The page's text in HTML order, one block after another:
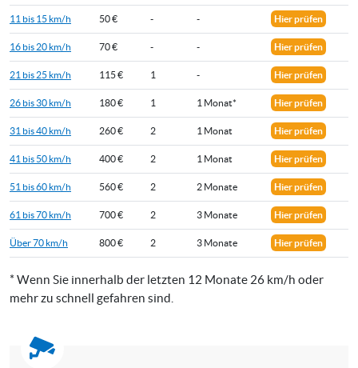
11 bis 15 km/h 50 € - - Hier prüfen
16 bis 20 km/h 70 € - - Hier prüfen
21 bis 25 km/h 115 € 1 - Hier prüfen
26 bis 30 km/h 180 € 1 1 Monat* Hier prüfen
31 bis 40 km/h 260 € 2 1 Monat Hier prüfen
41 bis 50 km/h 400 € 2 1 Monat Hier prüfen
51 bis 60 km/h 560 € 2 2 Monate Hier prüfen
61 bis 70 km/h 700 € 2 3 Monate Hier prüfen
Über 70 km/h 800 € 2 3 Monate Hier prüfen
* Wenn Sie innerhalb der letzten 12 Monate 26 km/h oder
mehr zu schnell gefahren sind.